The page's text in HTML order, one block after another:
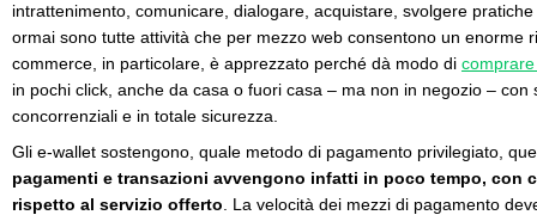
intrattenimento, comunicare, dialogare, acquistare, svolgere
ormai sono tutte attività che per mezzo web consentono un enorme
commerce, in particolare, è apprezzato perché dà modo di
in pochi click, anche da casa o fuori casa – ma non in negozio – con
concorrenziali e in totale sicurezza.
Gli e-wallet sostengono, quale metodo di pagamento privilegiato,
pagamenti e transazioni avvengono infatti in poco tempo, con
rispetto al servizio offerto . La velocità dei mezzi di pagamento